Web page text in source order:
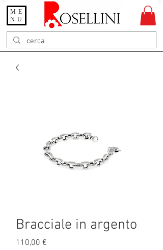
Gioielleria Rosellini
Rosellini online
ME
NU
Bracciale in argento
110,00 €